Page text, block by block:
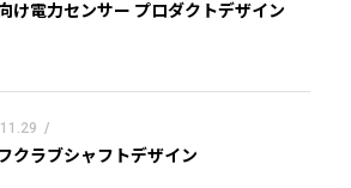
け電力センサー プロダクトデザイン
/
クラブシャフトデザイン